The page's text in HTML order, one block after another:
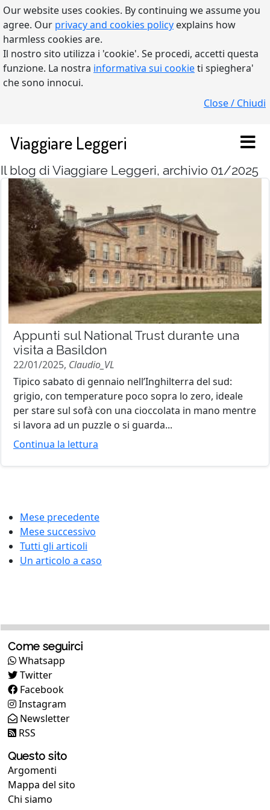
Our website uses cookies. By continuing we assume you
agree. Our privacy and cookies policy explains how
harmless cookies are.
Il nostro sito utilizza i 'cookie'. Se procedi, accetti questa
funzione. La nostra informativa sui cookieti spieghera'
che sono innocui.
Close / Chiudi
Viaggiare Leggeri
Il blog di Viaggiare Leggeri, archivio 01/2025
Appunti sul National Trust durante una
visita a Basildon
22/01/2025, Claudio_VL
Tipico sabato di gennaio nell’Inghilterra del sud:
grigio, con temperature poco sopra lo zero, ideale
per stare sul sofà con una cioccolata in mano mentre
si lavora ad un puzzle o si guarda...
Continua la lettura
Mese precedente
Mese successivo
Tutti gli articoli
Un articolo a caso
Come seguirci
Whatsapp
Twitter
Facebook
Instagram
Newsletter
RSS
Questo sito
Argomenti
Mappa del sito
Chi siamo